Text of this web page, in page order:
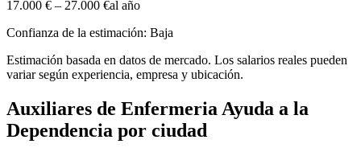
17.000 € – 27.000 €al año
Confianza de la estimación: Baja
Estimación basada en datos de mercado. Los salarios reales pueden
variar según experiencia, empresa y ubicación.
Auxiliares de Enfermeria Ayuda a la
Dependencia por ciudad